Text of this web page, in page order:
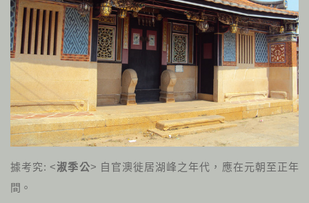
據考究: <淑季公> 自官澳徙居湖峰之年代，應在元朝至正年
間。